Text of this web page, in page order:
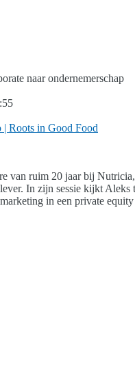
naar ondernemerschap
Roots in Good Food
van ruim 20 jaar bij
In zijn sessie kijkt Aleks
in een private